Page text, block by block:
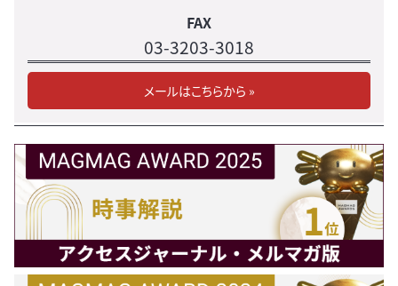
FAX
03-3203-3018
メールはこちらから »